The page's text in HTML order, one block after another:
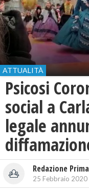
ATTUALITÀ
Psicosi
social a
legale
Redazione
25 Febbraio 2020